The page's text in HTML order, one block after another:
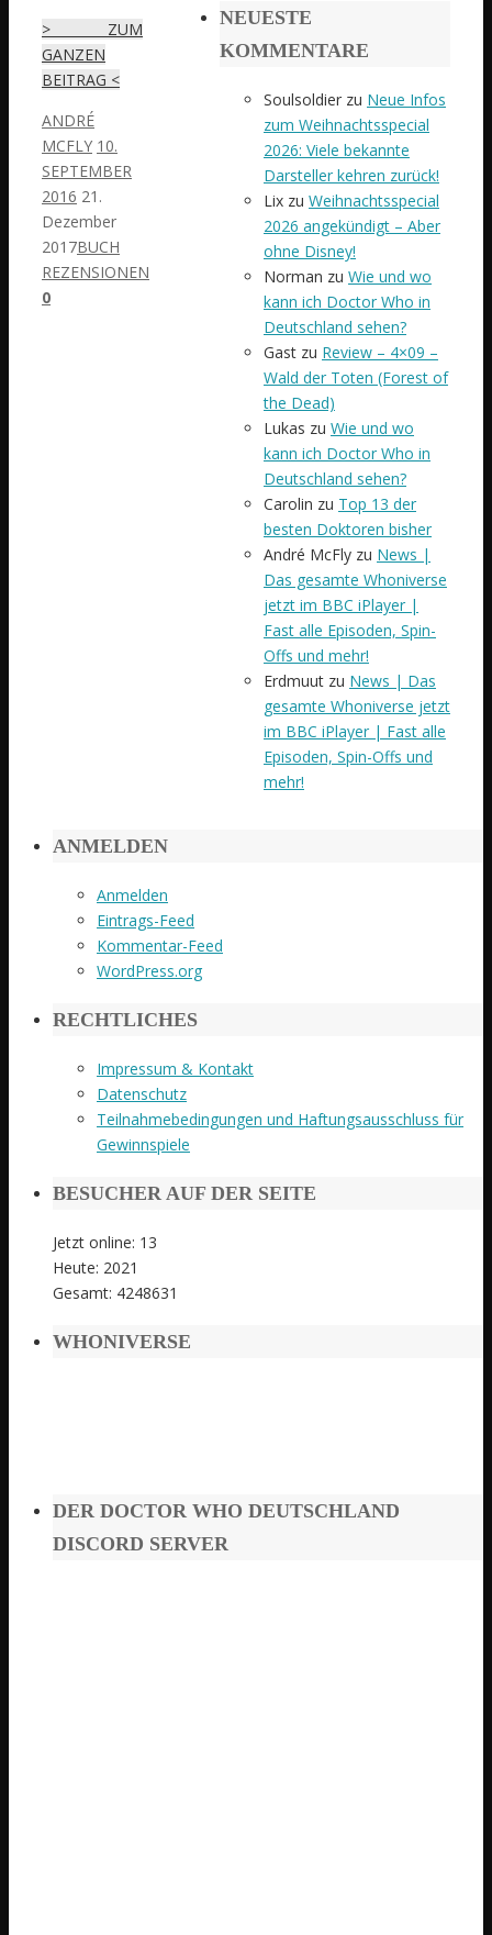
> ZUM
GANZEN
BEITRAG <
ANDRÉ
MCFLY 10.
SEPTEMBER
2016 21.
Dezember
2017BUCH
REZENSIONEN
0
NEUESTE
KOMMENTARE
Soulsoldier zu Neue Infos
zum Weihnachtsspecial
2026: Viele bekannte
Darsteller kehren zurück!
Lix zu Weihnachtsspecial
2026 angekündigt – Aber
ohne Disney!
Norman zu Wie und wo
kann ich Doctor Who in
Deutschland sehen?
Gast zu Review – 4×09 –
Wald der Toten (Forest of
the Dead)
Lukas zu Wie und wo
kann ich Doctor Who in
Deutschland sehen?
Carolin zu Top 13 der
besten Doktoren bisher
André McFly zu News |
Das gesamte Whoniverse
jetzt im BBC iPlayer |
Fast alle Episoden, Spin-
Offs und mehr!
Erdmuut zu News | Das
gesamte Whoniverse jetzt
im BBC iPlayer | Fast alle
Episoden, Spin-Offs und
mehr!
ANMELDEN
Anmelden
Eintrags-Feed
Kommentar-Feed
WordPress.org
RECHTLICHES
Impressum & Kontakt
Datenschutz
Teilnahmebedingungen und Haftungsausschluss für
Gewinnspiele
BESUCHER AUF DER SEITE
Jetzt online: 13
Heute: 2021
Gesamt: 4248631
WHONIVERSE
DER DOCTOR WHO DEUTSCHLAND
DISCORD SERVER